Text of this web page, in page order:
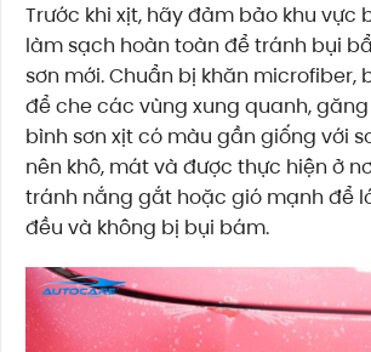
Trước khi xịt, hãy đảm bảo khu vực
làm sạch hoàn toàn để tránh bụi
sơn mới. Chuẩn bị khăn microfiber,
để che các vùng xung quanh,
bình sơn xịt có màu gần giống với
nên khô, mát và được thực hiện ở
tránh nắng gắt hoặc gió mạnh để
đều và không bị bụi bám.